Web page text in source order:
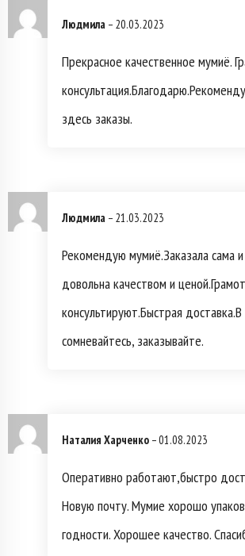
Людмила – 20.03.2023
Прекрасное качественное мумиё.
здесь заказы.
Людмила – 21.03.2023
Рекомендую мумиё.Заказала сама
довольна качеством и
консультируют.Быстрая
сомневайтесь, заказывайте.
Наталия Харченко –01.08.2023
Оперативно работают,быстро
Новую почту. Мумие хорошо
годности. Хорошее качество.